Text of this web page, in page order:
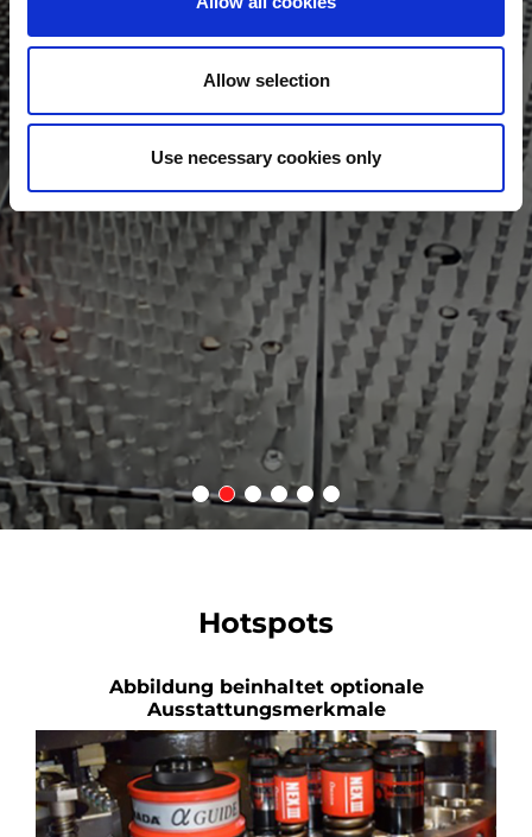
Allow selection
Use necessary cookies only
V-MONITOR
V-monitor hilft bei der schnellen Lösung von
für die Ferndiagnose. Außerdem ermöglicht es Nutzern, den
Hotspots
Abbildung beinhaltet optionale
Ausstattungsmerkmale